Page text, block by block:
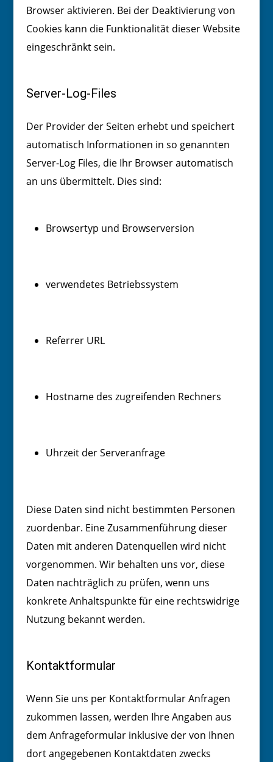
Browser aktivieren. Bei der Deaktivierung von
Cookies kann die Funktionalität dieser Website
eingeschränkt sein.
Server-Log-Files
Der Provider der Seiten erhebt und speichert
automatisch Informationen in so genannten
Server-Log Files, die Ihr Browser automatisch
an uns übermittelt. Dies sind:
Browsertyp und Browserversion
verwendetes Betriebssystem
Referrer URL
Hostname des zugreifenden Rechners
Uhrzeit der Serveranfrage
Diese Daten sind nicht bestimmten Personen
zuordenbar. Eine Zusammenführung dieser
Daten mit anderen Datenquellen wird nicht
vorgenommen. Wir behalten uns vor, diese
Daten nachträglich zu prüfen, wenn uns
konkrete Anhaltspunkte für eine rechtswidrige
Nutzung bekannt werden.
Kontaktformular
Wenn Sie uns per Kontaktformular Anfragen
zukommen lassen, werden Ihre Angaben aus
dem Anfrageformular inklusive der von Ihnen
dort angegebenen Kontaktdaten zwecks